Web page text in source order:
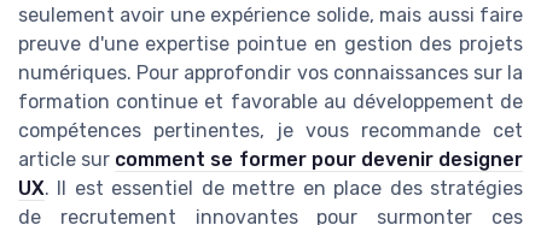
seulement avoir une expérience solide, mais aussi faire
preuve d'une expertise pointue en gestion des projets
numériques. Pour approfondir vos connaissances sur la
formation continue et favorable au développement de
compétences pertinentes, je vous recommande cet
article sur comment se former pour devenir designer
UX. Il est essentiel de mettre en place des stratégies
de recrutement innovantes pour surmonter ces